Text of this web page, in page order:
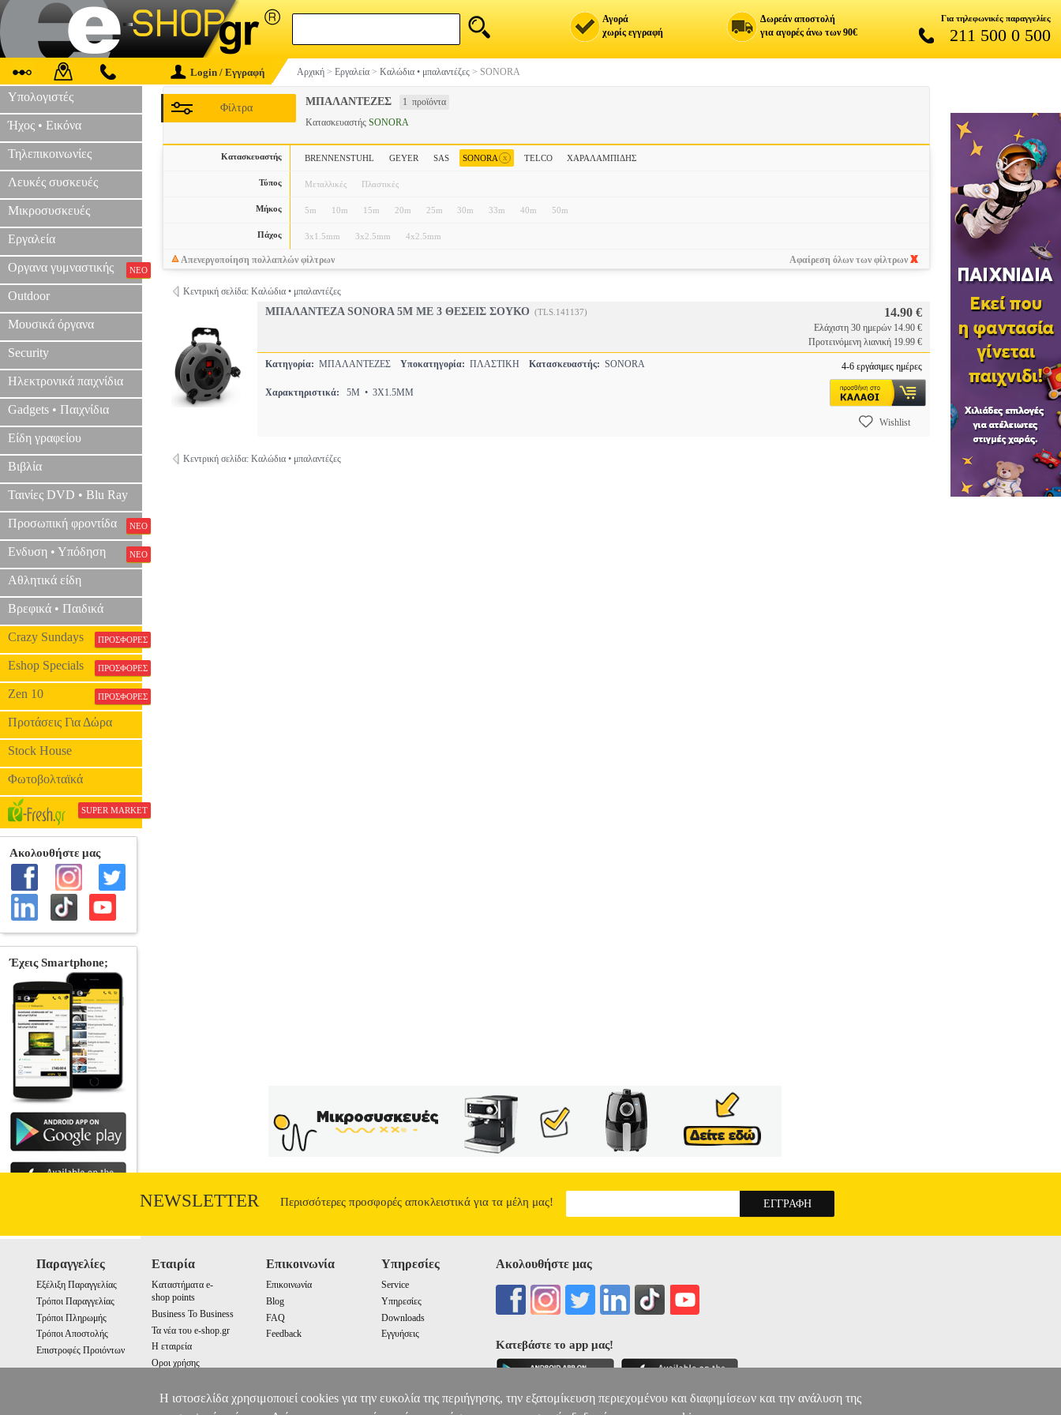
Αγορά
χωρίς εγγραφή
Δωρεάν αποστολή
για αγορές άνω των 90€
Για τηλεφωνικές παραγγελίες
211 500 0 500
Login / Εγγραφή Αρχική > Εργαλεία > Καλώδια • μπαλαντέζες > SONORA
Υπολογιστές
Ήχος • Εικόνα
Τηλεπικοινωνίες
Λευκές συσκευές
Μικροσυσκευές
Εργαλεία
Οργανα γυμναστικής ΝΕΟ
Outdoor
Μουσικά όργανα
Security
Ηλεκτρονικά παιχνίδια
Gadgets • Παιχνίδια
Είδη γραφείου
Βιβλία
Ταινίες DVD • Blu Ray
Προσωπική φροντίδα ΝΕΟ
Ενδυση • Υπόδηση ΝΕΟ
Αθλητικά είδη
Βρεφικά • Παιδικά
Crazy Sundays ΠΡΟΣΦΟΡΕΣ
Eshop Specials ΠΡΟΣΦΟΡΕΣ
Zen 10 ΠΡΟΣΦΟΡΕΣ
Προτάσεις Για Δώρα
Stock House
Φωτοβολταϊκά
SUPER MARKET
ΜΠΑΛΑΝΤΕΖΕΣ 1 προϊόντα
Φίλτρα
Κατασκευαστής SONORA
Κατασκευαστής BRENNENSTUHL GEYER SAS SONORA x TELCO ΧΑΡΑΛΑMΠΙΔΗΣ
Τύπος Μεταλλικές Πλαστικές
Μήκος 5m 10m 15m 20m 25m 30m 33m 40m 50m
Πάχος 3x1.5mm 3x2.5mm 4x2.5mm
Απενεργοποίηση πολλαπλών φίλτρων Αφαίρεση όλων των φίλτρων
Κεντρική σελίδα: Καλώδια • μπαλαντέζες
ΜΠΑΛΑΝΤΕΖΑ SONORA 5M ΜΕ 3 ΘΕΣΕΙΣ ΣΟΥΚΟ (TLS.141137) 14.90 €
Ελάχιστη 30 ημερών 14.90 €
Προτεινόμενη λιανική 19.99 €
Κατηγορία: ΜΠΑΛΑΝΤΕΖΕΣ Υποκατηγορία: ΠΛΑΣΤΙΚΗ Κατασκευαστής: SONORA
Χαρακτηριστικά: 5M • 3X1.5MM
4-6 εργάσιμες ημέρες
Wishlist
Κεντρική σελίδα: Καλώδια • μπαλαντέζες
NEWSLETTER Περισσότερες προσφορές αποκλειστικά για τα μέλη μας!
Παραγγελίες
Εξέλιξη Παραγγελίας
Τρόποι Παραγγελίας
Τρόποι Πληρωμής
Τρόποι Αποστολής
Επιστροφές Προιόντων
Εταιρία
Καταστήματα e-
shop points
Business To Business
Τα νέα του e-shop.gr
Η εταιρεία
Οροι χρήσης
Επικοινωνία
Επικοινωνία
Blog
FAQ
Feedback
Υπηρεσίες
Service
Υπηρεσίες
Downloads
Εγγυήσεις
Ακολουθήστε μας
Κατεβάστε το app μας!
Η ιστοσελίδα χρησιμοποιεί cookies για την ευκολία της περιήγησης, την εξατομίκευση περιεχομένου και διαφημίσεων και την ανάλυση της